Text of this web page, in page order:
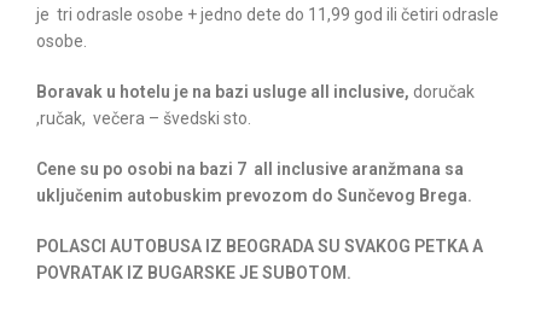
je tri odrasle osobe + jedno dete do 11,99 god ili četiri odrasle
osobe.
Boravak u hotelu je na bazi usluge all inclusive, doručak
,ručak, večera – švedski sto.
Cene su po osobi na bazi 7 all inclusive aranžmana sa
uključenim autobuskim prevozom do Sunčevog Brega.
POLASCI AUTOBUSA IZ BEOGRADA SU SVAKOG PETKA A
POVRATAK IZ BUGARSKE JE SUBOTOM.